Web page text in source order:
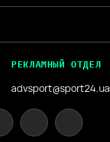
РЕКЛАМНЫЙ ОТДЕЛ
advsport@sport24.ua